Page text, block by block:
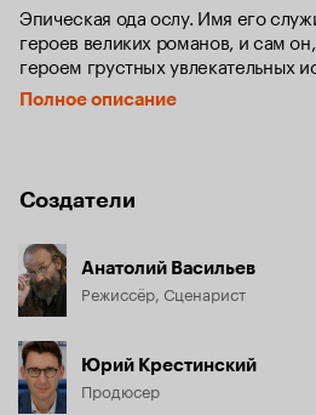
Эпическая ода ослу. Имя его
героев великих романов, и сам
героем грустных увлекательных
Завета до латинского Рима: Иисус
Иерусалим, на нем
праздниках Палио...
Полное описание
Создатели
Анатолий Васильев
Режиссёр, Сценарист
Юрий Крестинский
Продюсер